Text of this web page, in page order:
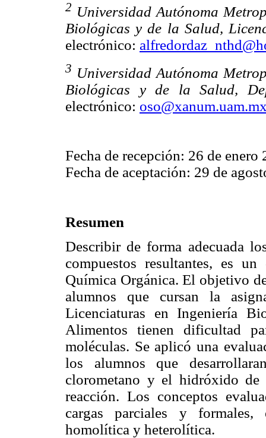
2 Universidad Autónoma
Biológicas y de la Salud,
electrónico:
3 Universidad Autónoma
Biológicas y de la Salud,
electrónico:
Fecha de recepción: 26 de enero
Fecha de aceptación: 29 de
Resumen
Describir de forma adecuada
compuestos resultantes, es
Química Orgánica. El objetivo
alumnos que cursan la
Licenciaturas en Ingeniería
Alimentos tienen dificultad
moléculas. Se aplicó una
los alumnos que
clorometano y el hidróxido
reacción. Los conceptos
cargas parciales y formales,
homolítica y heterolítica.